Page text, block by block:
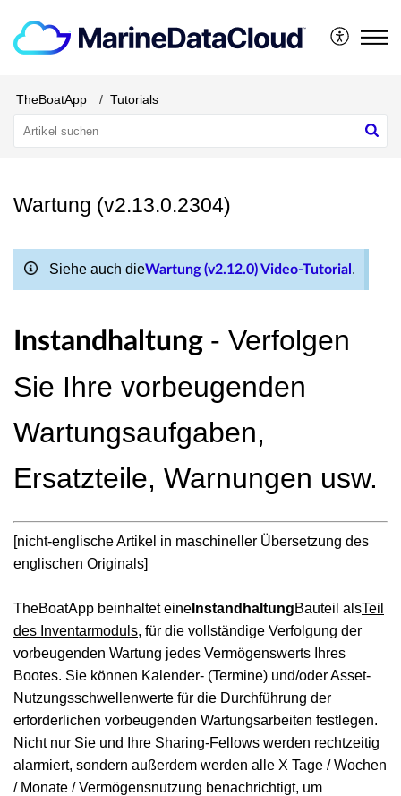
TheBoatApp Tutorials
Wartung (v2.13.0.2304)
Siehe auch dieWartung (v2.12.0) Video-Tutorial .
Instandhaltung - Verfolgen
Sie Ihre vorbeugenden
Wartungsaufgaben,
Ersatzteile, Warnungen usw.
[nicht-englische Artikel in maschineller Übersetzung des
englischen Originals]
TheBoatApp beinhaltet eine InstandhaltungBauteil alsTeil
des Inventarmoduls, für die vollständige Verfolgung der
vorbeugenden Wartung jedes Vermögenswerts Ihres
Bootes. Sie können Kalender- (Termine) und/oder Asset-
Nutzungsschwellenwerte für die Durchführung der
erforderlichen vorbeugenden Wartungsarbeiten festlegen.
Nicht nur Sie und Ihre Sharing-Fellows werden rechtzeitig
alarmiert, sondern außerdem werden alle X Tage / Wochen
/ Monate / Vermögensnutzung benachrichtigt, um